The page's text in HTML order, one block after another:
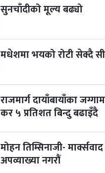
सुनचाँदीको मूल्य बढ्यो
मधेशमा भयको रोटी सेक्दै
राजमार्ग दायाँबायाँका
कर ५ प्रतिशत बिन्दु बढाइँदै
मोहन तिम्सिनाजी-
अपव्याख्या नगरौं